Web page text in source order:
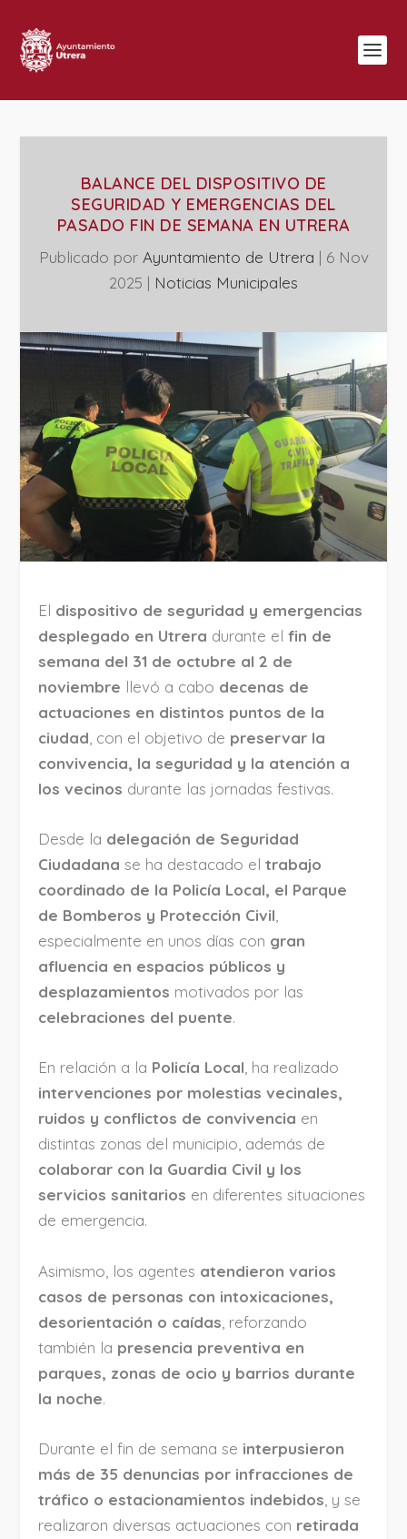
BALANCE DEL DISPOSITIVO DE
SEGURIDAD Y EMERGENCIAS DEL
PASADO FIN DE SEMANA EN UTRERA
Publicado por Ayuntamiento de Utrera | 6 Nov
2025 | ‎Noticias Municipales
El dispositivo de seguridad y emergencias
desplegado en Utrera durante elfin de
semana del 31 de octubre al 2 de
noviembre llevó a cabo decenas de
actuaciones en distintos puntos de la
ciudad , con el objetivo de preservar la
convivencia, la seguridad y la atención a
los vecinos durante las jornadas festivas.
Desde la delegación de Seguridad
Ciudadana se ha destacado eltrabajo
coordinado de la Policía Local, el Parque
de Bomberos y Protección Civil
especialmente en unos días con gran
afluencia en espacios públicos y
desplazamientos motivados por las
celebraciones del puente.
En relación a la Policía Local, ha realizado
intervenciones por molestias vecinales,
ruidos y conflictos de convivencia en
distintas zonas del municipio, además de
colaborar con la Guardia Civil y los
servicios sanitarios en diferentes situaciones
de emergencia.
Asimismo, los agentes atendieron varios
casos de personas con intoxicaciones,
desorientación o caídas , reforzando
también la presencia preventiva en
parques, zonas de ocio y barrios durante
la noche.
Durante el fin de semana se interpusieron
más de 35 denuncias por infracciones de
tráfico o estacionamientos indebidos , y se
realizaron diversas actuaciones con retirada